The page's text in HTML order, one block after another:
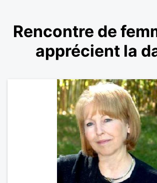
Rencontre de
apprécient la